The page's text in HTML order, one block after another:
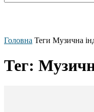
Головна Теги Музична
Тег: